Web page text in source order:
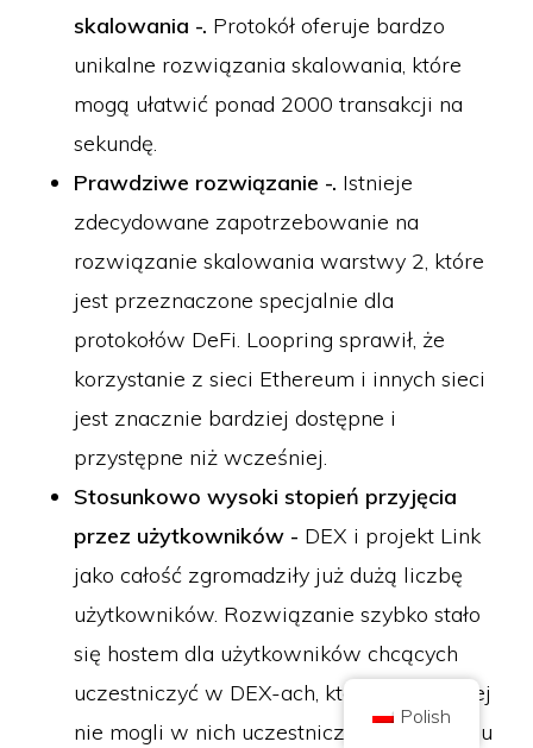
skalowania -. Protokół oferuje bardzo
unikalne rozwiązania skalowania, które
mogą ułatwić ponad 2000 transakcji na
sekundę.
Prawdziwe rozwiązanie -. Istnieje
zdecydowane zapotrzebowanie na
rozwiązanie skalowania warstwy 2, które
jest przeznaczone specjalnie dla
protokołów DeFi. Loopring sprawił, że
korzystanie z sieci Ethereum i innych sieci
jest znacznie bardziej dostępne i
przystępne niż wcześniej.
Stosunkowo wysoki stopień przyjęcia
przez użytkowników - DEX i projekt Link
jako całość zgromadziły już dużą liczbę
użytkowników. Rozwiązanie szybko stało
się hostem dla użytkowników chcących
uczestniczyć w DEX-ach, którzy wcześniej
nie mogli w nich uczestniczyć (ze względu
Copyright © 2026 Brilliant British Ltd działająca jako Coin Kickoff
Numer przedsiębiorstwa 10490224
London, United Kingdom, W1W 8BD
Treść ma charakter informacyjny i nie stanowi porady inwestycyjnej. Wyniki
osiągnięte w przeszłości nie są wskaźnikiem przyszłych wyników.
Kryptowaluta nie jest regulowana przez brytyjski Urząd Nadzoru
Finansowego (Financial Conduct Authority) i nie podlega ochronie w
ramach brytyjskiego systemu rekompensat za usługi finansowe (Financial
rzecznika praw obywatelskich (Financial Ombudsman Service).
Inwestowanie w kryptowaluty wiąże się z ryzykiem, a kryptowaluta może
zyskać na wartości lub stracić część lub całość wartości. Podatek od zysków
kapitałowych może mieć zastosowanie do zysków ze sprzedaży
POLITYKA PRYWATNOŚCI KONTAKT Z NAMI
Polish